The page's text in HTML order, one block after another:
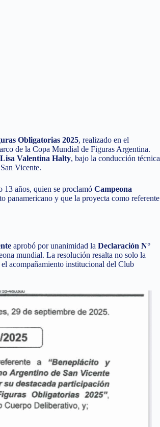
Obligatorias 2025, realizado en el
de la Copa Mundial de Figuras Argentina.
Valentina Halty, bajo la conducción técnica
Vicente.
13 años, quien se proclamó Campeona
panamericano y que la proyecta como referente
aprobó por unanimidad la Declaración N°
mundial. La resolución resalta no solo la
acompañamiento institucional del Club